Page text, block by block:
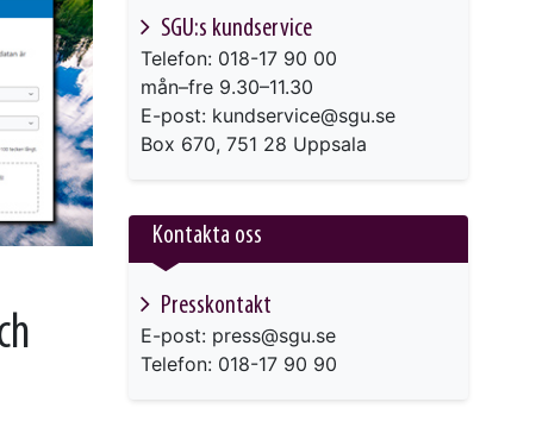
SGU:s kundservice
Telefon: 018-17 90 00
mån–fre 9.30–11.30
E-post: kundservice@sgu.se
Box 670, 751 28 Uppsala
Kontakta oss
Presskontakt
E-post: press@sgu.se
Telefon: 018-17 90 90